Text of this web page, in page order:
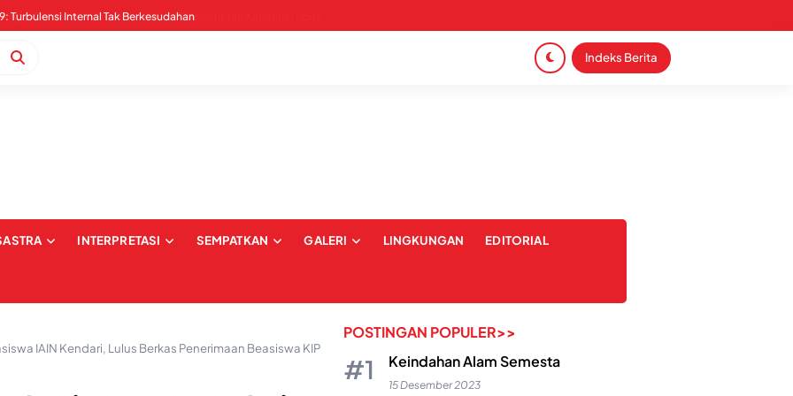
Indeks Berita
INTERPRETASI SEMPATKAN GALERI LINGKUNGAN EDITORIAL
IAIN Kendari, Lulus Berkas Penerimaan Beasiswa KIP
POSTINGAN POPULER>>
Keindahan Alam Semesta
15 Desember 2023